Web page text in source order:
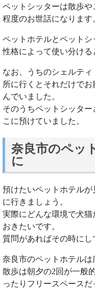
ペットシッターは散歩や
程度のお世話になります
ペットホテルとペット
性格によって使い分ける
なお、うちのシェルテ
所に行くとそれだけで
んでいました。
そのうちペットシッタ
こに預けていました。
奈良市のペッ
に
預けたいペットホテルが
に行きましょう。
実際にどんな環境で犬
おきたいです。
質問があればその時にし
奈良市のペットホテルは
散歩は朝夕の2回が一般
ったりフリースペースだ